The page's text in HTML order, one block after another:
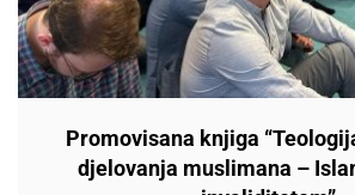
Promovisana knjiga
djelovanja muslimana –